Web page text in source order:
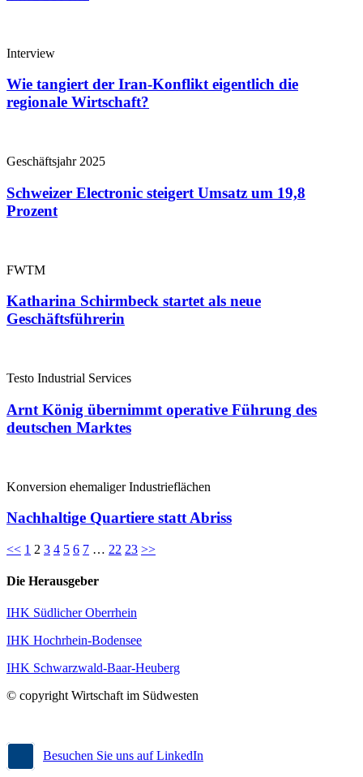
Interview
Wie tangiert der Iran-Konflikt eigentlich die
regionale Wirtschaft?
Geschäftsjahr 2025
Schweizer Electronic steigert Umsatz um 19,8
Prozent
FWTM
Katharina Schirmbeck startet als neue
Geschäftsführerin
Testo Industrial Services
Arnt König übernimmt operative Führung des
deutschen Marktes
Konversion ehemaliger Industrieflächen
Nachhaltige Quartiere statt Abriss
<< 1 2 3 4 5 6 7 … 22 23 >>
Die Herausgeber
IHK Südlicher Oberrhein
IHK Hochrhein-Bodensee
IHK Schwarzwald-Baar-Heuberg
© copyright Wirtschaft im Südwesten
Besuchen Sie uns auf LinkedIn